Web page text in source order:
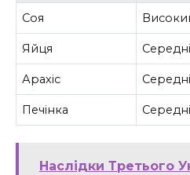
Соя
Яйця
Арахіс
Печінка
Наслідки Третього